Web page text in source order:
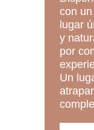
con
lugar
y
por
Un